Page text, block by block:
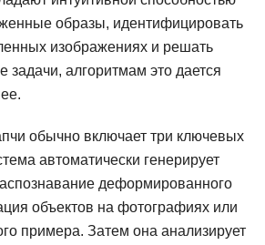
образы, идентифицировать
изображениях и решать
задачи, алгоритмам это дается
обычно включает три ключевых
автоматически генерирует
деформированного
объектов на фотографиях или
примера. Затем она анализирует